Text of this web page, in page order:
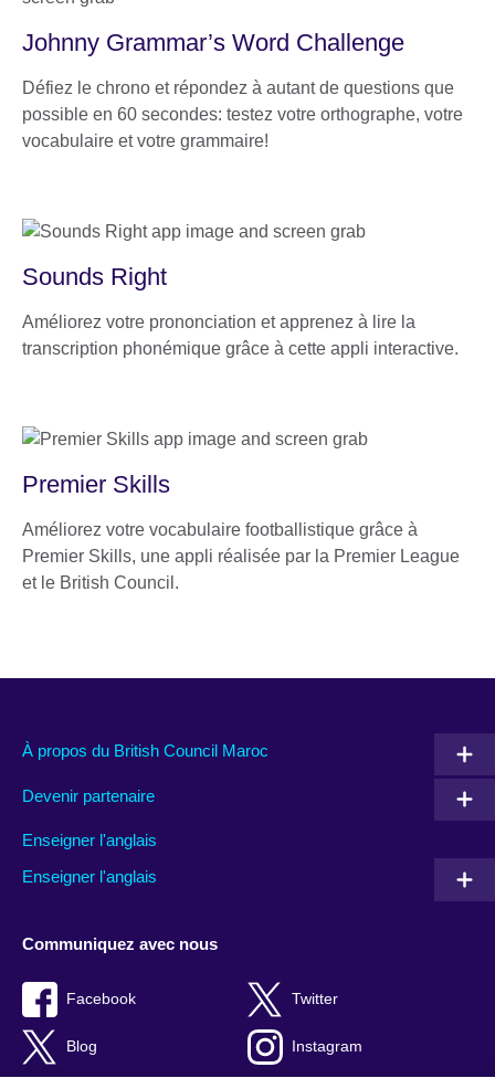
Johnny Grammar’s Word Challenge
Défiez le chrono et répondez à autant de questions que
possible en 60 secondes: testez votre orthographe, votre
vocabulaire et votre grammaire!
Sounds Right
Améliorez votre prononciation et apprenez à lire la
transcription phonémique grâce à cette appli interactive.
Premier Skills
Améliorez votre vocabulaire footballistique grâce à
Premier Skills, une appli réalisée par la Premier League
et le British Council.
À propos du British Council Maroc
Devenir partenaire
Enseigner l'anglais
Enseigner l'anglais
Communiquez avec nous
Facebook Twitter
Blog Instagram